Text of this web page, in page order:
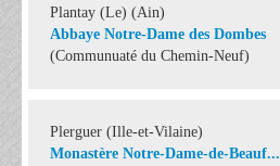
Plantay (Le) (Ain)
Abbaye Notre-Dame des Dombes
(Communuaté du Chemin-Neuf)
Plerguer (Ille-et-Vilaine)
Monastère Notre-Dame-de-Beauf...